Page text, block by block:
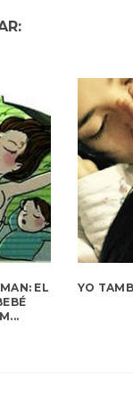
EL
YO